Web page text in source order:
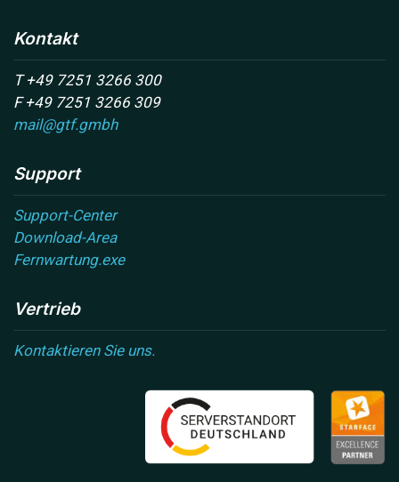
Kontakt
T +49 7251 3266 300
F +49 7251 3266 309
mail@gtf.gmbh
Support
Support-Center
Download-Area
Fernwartung.exe
Vertrieb
Kontaktieren Sie uns.